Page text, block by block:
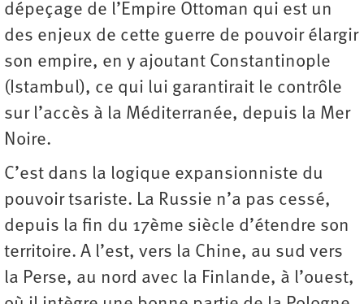
dépeçage de l’Empire Ottoman qui est un
des enjeux de cette guerre de pouvoir élargir
son empire, en y ajoutant Constantinople
(Istambul), ce qui lui garantirait le contrôle
sur l’accès à la Méditerranée, depuis la Mer
Noire.
C’est dans la logique expansionniste du
pouvoir tsariste. La Russie n’a pas cessé,
depuis la fin du 17ème siècle d’étendre son
territoire. A l’est, vers la Chine, au sud vers
la Perse, au nord avec la Finlande, à l’ouest,